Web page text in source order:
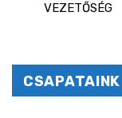
VEZETŐSÉG
CSAPATAINK